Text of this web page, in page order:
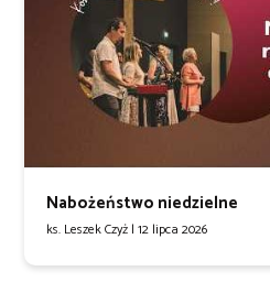
Nabożeństwo niedzielne
ks. Leszek Czyż | 12 lipca 2026